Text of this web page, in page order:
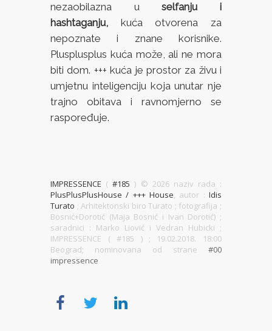
nezaobilazna uselfanju i
hashtaganju, kuća otvorena za
nepoznate i znane korisnike.
Plusplusplus kuća može, ali ne mora
biti dom. +++ kuća je prostor za živu i
umjetnu inteligenciju koja unutar nje
trajno obitava i ravnomjerno se
raspoređuje.
IMPRESSENCE (#185) © 2026 naziv rada :
PlusPlusPlusHouse / +++ House, autor : Idis
Turato ; Arhitektonski biro Turato ; fotografija ;
Bosnić+Dorotić (Maja Bosnić i Ivan Dorotić) ;
saradnici : Marko Liović i Vedran Hubicki ;
IMPRESSENCE ( #185 ) ; 19.02.2018. 18:00
Beograd; nominovana od strane #00
impressence